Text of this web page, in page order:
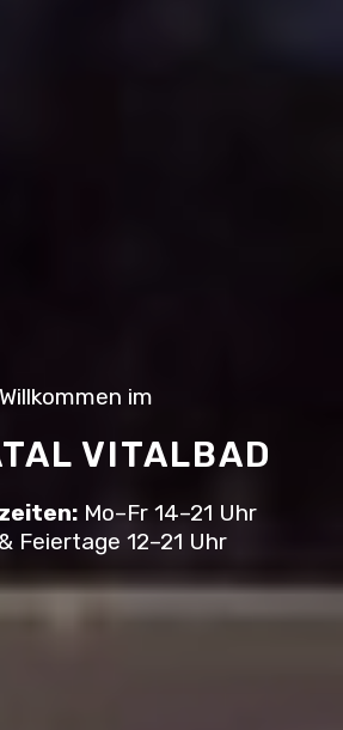
Willkommen im
VITALBAD
Mo–Fr 14–21 Uhr
Feiertage 12–21 Uhr